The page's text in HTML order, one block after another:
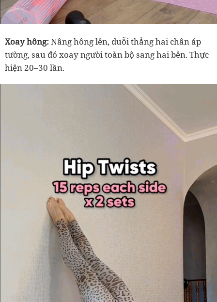
Xoay hông:Nâng hông lên, duỗi thẳng hai chân áp
tường, sau đó xoay người toàn bộ sang hai bên. Thực
hiện 20–30 lần.